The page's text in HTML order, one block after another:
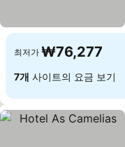
최저가 ₩76,277
7개 사이트의 요금 보기